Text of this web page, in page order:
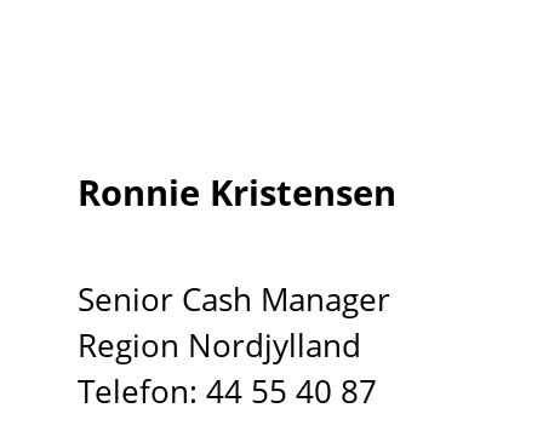
Ronnie Kristensen
Senior Cash Manager
Region Nordjylland
Telefon: 44 55 40 87